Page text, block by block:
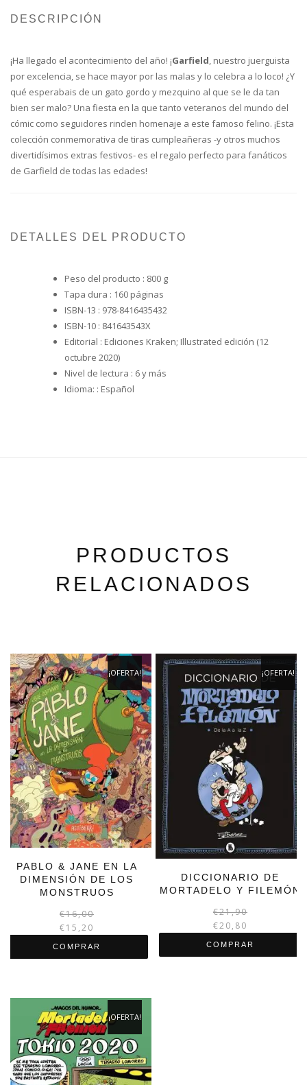
DESCRIPCIÓN
¡Ha llegado el acontecimiento del año! ¡Garfield , nuestro juerguista
por excelencia, se hace mayor por las malas y lo celebra a lo loco! ¿Y
qué esperabais de un gato gordo y mezquino al que se le da tan
bien ser malo? Una fiesta en la que tanto veteranos del mundo del
cómic como seguidores rinden homenaje a este famoso felino. ¡Esta
colección conmemorativa de tiras cumpleañeras -y otros muchos
divertidísimos extras festivos- es el regalo perfecto para fanáticos
de Garfield de todas las edades!
DETALLES DEL PRODUCTO
Peso del producto : 800 g
Tapa dura : 160 páginas
ISBN-13 : 978-8416435432
ISBN-10 : 841643543X
Editorial : Ediciones Kraken; Illustrated edición (12
octubre 2020)
Nivel de lectura : 6 y más
Idioma: : Español
PRODUCTOS
RELACIONADOS
PABLO & JANE EN LA
DIMENSIÓN DE LOS
MONSTRUOS
¡OFERTA!
€16,00
era:
€15,20
es:
COMPRAR
DICCIONARIO DE
MORTADELO Y FILEMÓN
¡OFERTA!
€21,90
€20,80
COMPRAR
¡OFERTA!